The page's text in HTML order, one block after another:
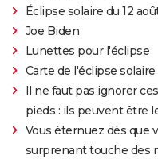
Éclipse solaire du 12
Joe Biden
Lunettes pour l'éclipse
Carte de l'éclipse solaire
Il ne faut pas ignorer
pieds : ils peuvent être
Vous éternuez dès que
surprenant touche des